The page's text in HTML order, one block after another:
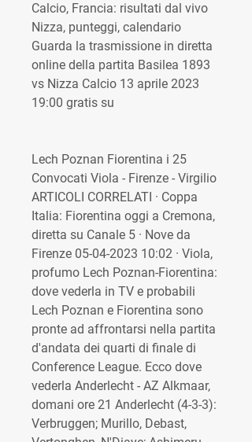
Calcio, Francia: risultati dal vivo
Nizza, punteggi, calendario
Guarda la trasmissione in diretta
online della partita Basilea 1893
vs Nizza Calcio 13 aprile 2023
19:00 gratis su
Lech Poznan Fiorentina i 25
Convocati Viola - Firenze - Virgilio
ARTICOLI CORRELATI · Coppa
Italia: Fiorentina oggi a Cremona,
diretta su Canale 5 · Nove da
Firenze 05-04-2023 10:02 · Viola,
profumo Lech Poznan-Fiorentina:
dove vederla in TV e probabili
Lech Poznan e Fiorentina sono
pronte ad affrontarsi nella partita
d'andata dei quarti di finale di
Conference League. Ecco dove
vederla Anderlecht - AZ Alkmaar,
domani ore 21 Anderlecht (4-3-3):
Verbruggen; Murillo, Debast,